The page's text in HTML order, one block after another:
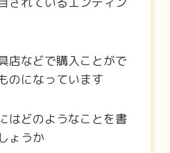
店などで購入ことがで
のになっています
はどのようなことを書
ょうか